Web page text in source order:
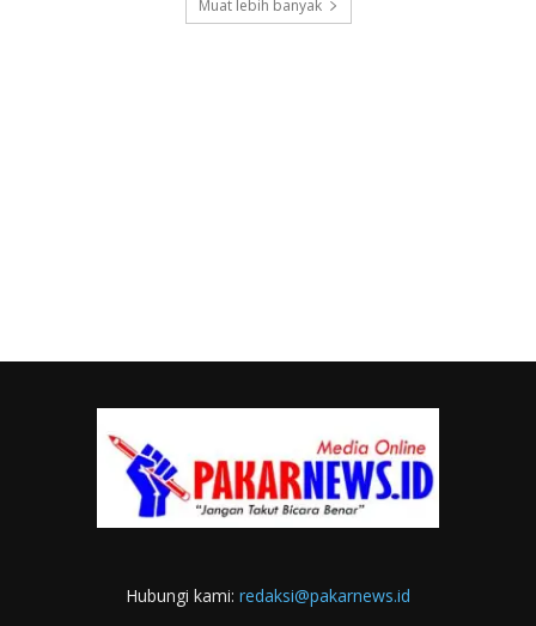
Muat lebih banyak
Hubungi kami: redaksi@pakarnews.id